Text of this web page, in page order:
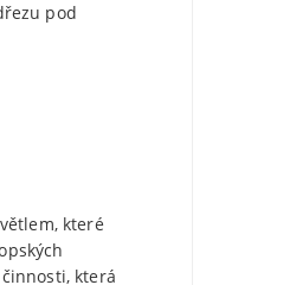
pod
které
která